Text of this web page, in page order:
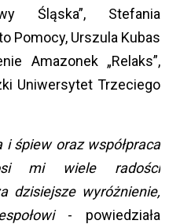
Śląska”, Stefania
Pomocy, Urszula Kubas
Amazonek „Relaks”,
Uniwersytet Trzeciego
śpiew oraz współpraca
mi wiele radości
dzisiejsze wyróżnienie,
- powiedziała